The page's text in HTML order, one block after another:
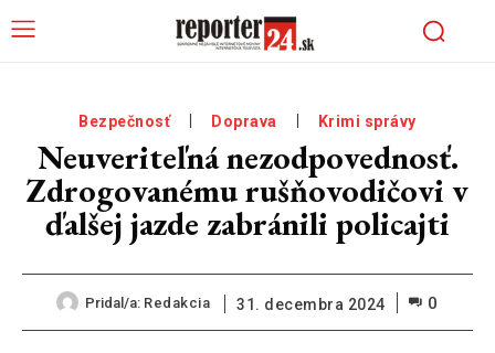
Bezpečnosť Doprava Krimi správy
Neuveriteľná nezodpovednosť.
Zdrogovanému rušňovodičovi v
ďalšej jazde zabránili policajti
Pridal/a: Redakcia 31. decembra 2024 0